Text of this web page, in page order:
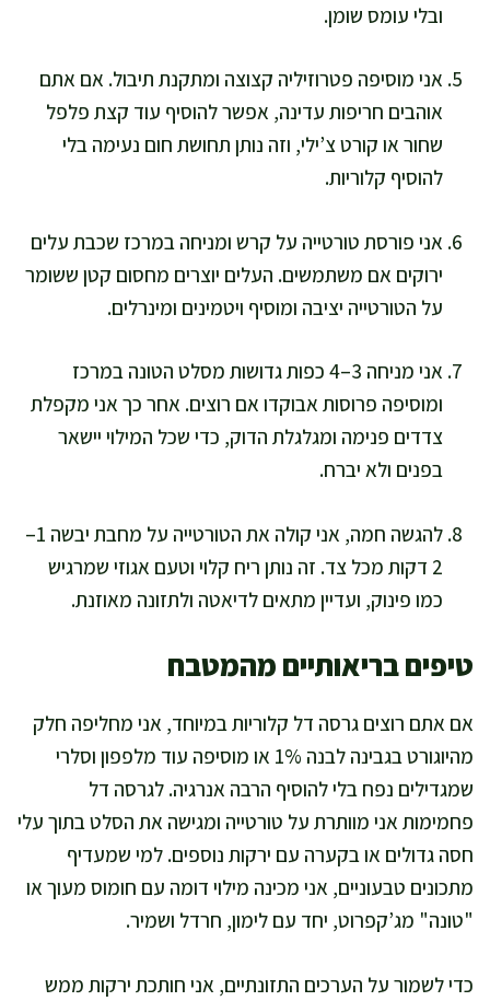
ובלי עומס שומן.
אני מוסיפה פטרוזיליה קצוצה ומתקנת תיבול. אם אתם
אוהבים חריפות עדינה, אפשר להוסיף עוד קצת פלפל
שחור או קורט צ’ילי, וזה נותן תחושת חום נעימה בלי
להוסיף קלוריות.
אני פורסת טורטייה על קרש ומניחה במרכז שכבת עלים
ירוקים אם משתמשים. העלים יוצרים מחסום קטן ששומר
על הטורטייה יציבה ומוסיף ויטמינים ומינרלים.
אני מניחה 3–4 כפות גדושות מסלט הטונה במרכז
ומוסיפה פרוסות אבוקדו אם רוצים. אחר כך אני מקפלת
צדדים פנימה ומגלגלת הדוק, כדי שכל המילוי יישאר
בפנים ולא יברח.
להגשה חמה, אני קולה את הטורטייה על מחבת יבשה 1–
2 דקות מכל צד. זה נותן ריח קלוי וטעם אגוזי שמרגיש
כמו פינוק, ועדיין מתאים לדיאטה ולתזונה מאוזנת.
טיפים בריאותיים מהמטבח
אם אתם רוצים גרסה דל קלוריות במיוחד, אני מחליפה חלק
מהיוגורט בגבינה לבנה 1% או מוסיפה עוד מלפפון וסלרי
שמגדילים נפח בלי להוסיף הרבה אנרגיה. לגרסה דל
פחמימות אני מוותרת על טורטייה ומגישה את הסלט בתוך עלי
חסה גדולים או בקערה עם ירקות נוספים. למי שמעדיף
מתכונים טבעוניים, אני מכינה מילוי דומה עם חומוס מעוך או
"טונה" מג’קפרוט, יחד עם לימון, חרדל ושמיר.
כדי לשמור על הערכים התזונתיים, אני חותכת ירקות ממש